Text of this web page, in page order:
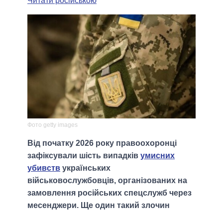
Фото getty images
Від початку 2026 року правоохоронці
зафіксували шість випадків умисних
убивств українських
військовослужбовців, організованих на
замовлення російських спецслужб через
месенджери. Ще один такий злочин